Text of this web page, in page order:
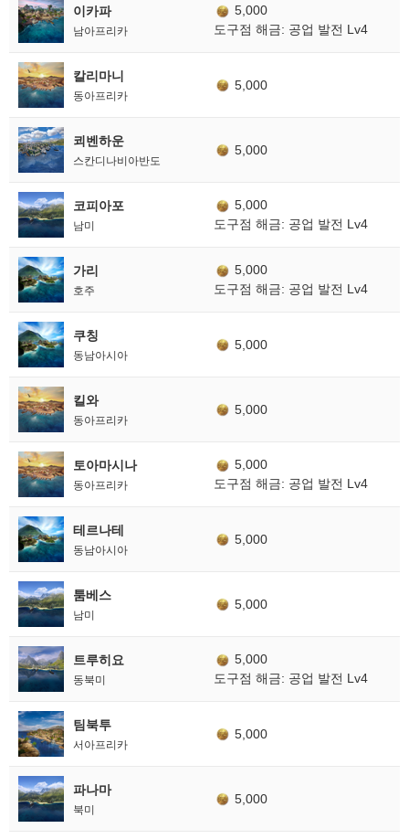
이카파
남아프리카
5,000
도구점 해금: 공업 발전 Lv4
칼리마니
동아프리카
5,000
쾨벤하운
스칸디나비아반도
5,000
코피아포
남미
5,000
도구점 해금: 공업 발전 Lv4
가리
호주
5,000
도구점 해금: 공업 발전 Lv4
쿠칭
동남아시아
5,000
킬와
동아프리카
5,000
토아마시나
동아프리카
5,000
도구점 해금: 공업 발전 Lv4
테르나테
동남아시아
5,000
툼베스
남미
5,000
트루히요
동북미
5,000
도구점 해금: 공업 발전 Lv4
팀북투
서아프리카
5,000
파나마
북미
5,000